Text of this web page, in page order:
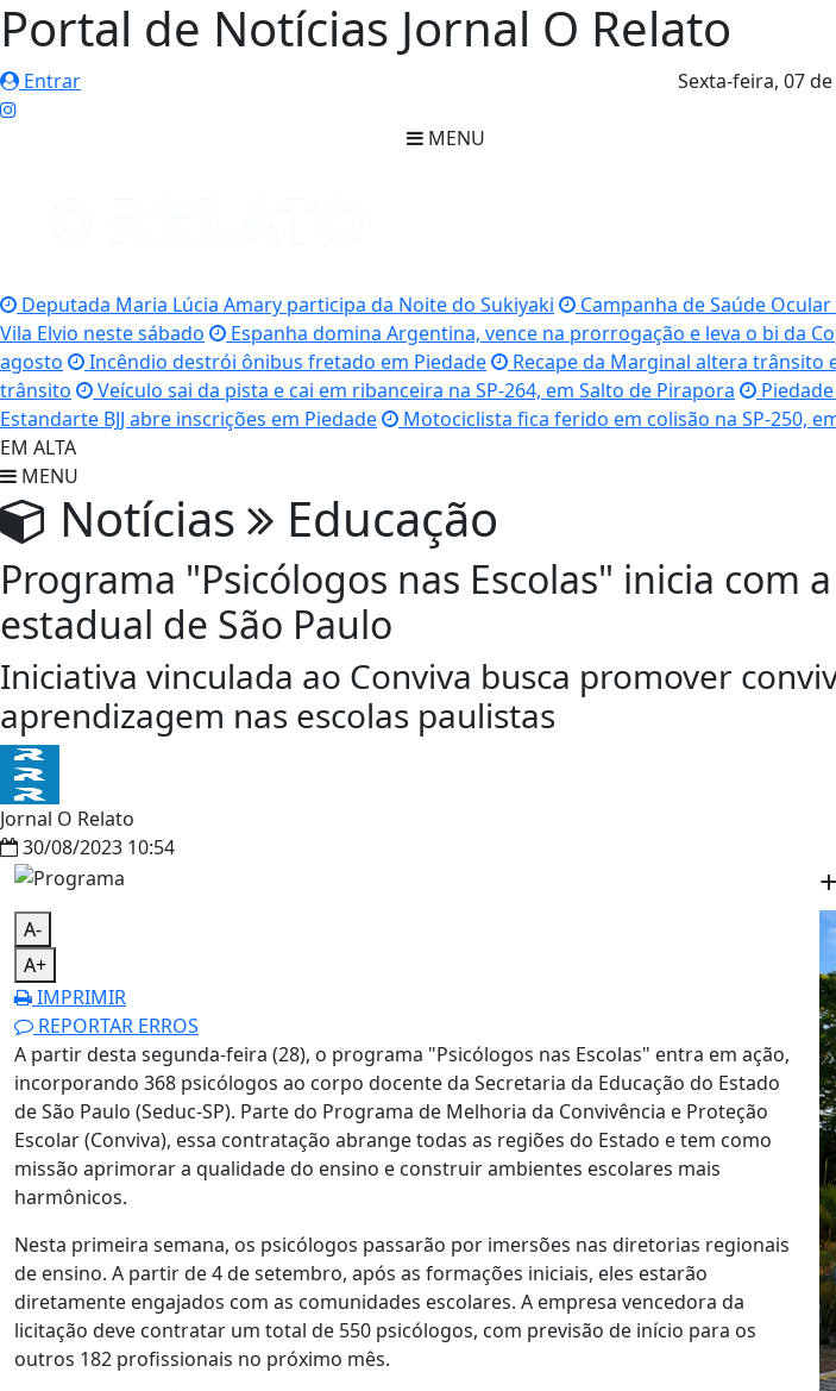
Portal de Notícias Jornal O Relato
Entrar Sexta-feira, 07
MENU
Deputada Maria Lúcia Amary participa da Noite do Sukiyaki Campanha de Saúde
Vila Elvio neste sábado
Espanha domina Argentina, vence na prorrogação e leva o bi da
agosto
Incêndio destrói ônibus fretado em Piedade Recape da Marginal altera trânsito
trânsito
Veículo sai da pista e cai em ribanceira na SP-264, em Salto de Pirapora
Estandarte BJJ abre inscrições em Piedade
Motociclista fica ferido em colisão na SP-250,
EM ALTA
MENU
Notícias Educação
Programa "Psicólogos nas Escolas" inicia com
estadual de São Paulo
Iniciativa vinculada ao Conviva busca promover
aprendizagem nas escolas paulistas
Jornal O Relato
30/08/2023 10:54
A-
A+
IMPRIMIR
REPORTAR ERROS
A partir desta segunda-feira (28), o programa "Psicólogos nas Escolas" entra em ação,
incorporando 368 psicólogos ao corpo docente da Secretaria da Educação do Estado
de São Paulo (Seduc-SP). Parte do Programa de Melhoria da Convivência e Proteção
Escolar (Conviva), essa contratação abrange todas as regiões do Estado e tem como
missão aprimorar a qualidade do ensino e construir ambientes escolares mais
harmônicos.
Nesta primeira semana, os psicólogos passarão por imersões nas diretorias regionais
de ensino. A partir de 4 de setembro, após as formações iniciais, eles estarão
diretamente engajados com as comunidades escolares. A empresa vencedora da
licitação deve contratar um total de 550 psicólogos, com previsão de início para os
outros 182 profissionais no próximo mês.